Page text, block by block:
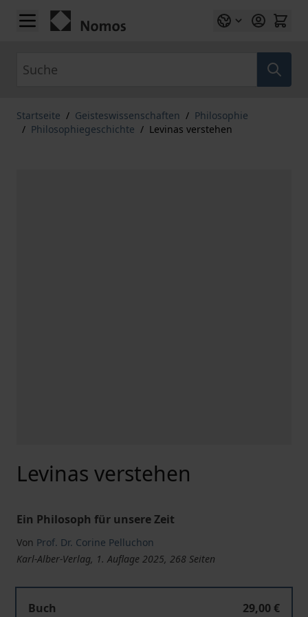
Zum Inhalt springen
Startseite / Geisteswissenschaften / Philosophie
/ Philosophiegeschichte / Levinas verstehen
Levinas verstehen
Ein Philosoph für unsere Zeit
Von Prof. Dr. Corine Pelluchon
Karl-Alber-Verlag, 1. Auflage 2025, 268 Seiten
Buch
29,00 €